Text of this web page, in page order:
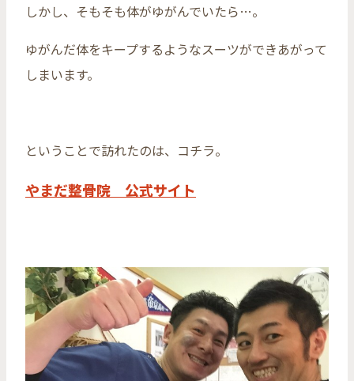
しかし、そもそも体がゆがんでいたら…。
ゆがんだ体をキープするようなスーツができあがって
しまいます。
ということで訪れたのは、コチラ。
やまだ整骨院 公式サイト